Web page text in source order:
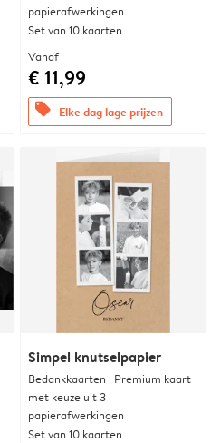
papierafwerkingen
Set van 10 kaarten
Vanaf
€ 11,99
offers Elke dag lage prijzen
Simpel knutselpapier
Bedankkaarten | Premium kaart
met keuze uit 3
papierafwerkingen
Set van 10 kaarten